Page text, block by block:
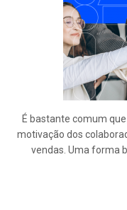
É bastante comum
motivação dos
vendas. Uma forma